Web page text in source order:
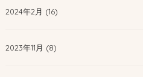
2024年2月 (16)
2023年11月 (8)